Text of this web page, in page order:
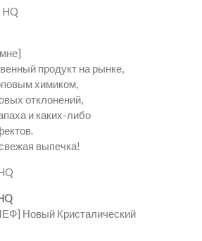
продукт на рынке,
химиком,
отклонений,
и каких-либо
выпечка!
Новый Кристалический